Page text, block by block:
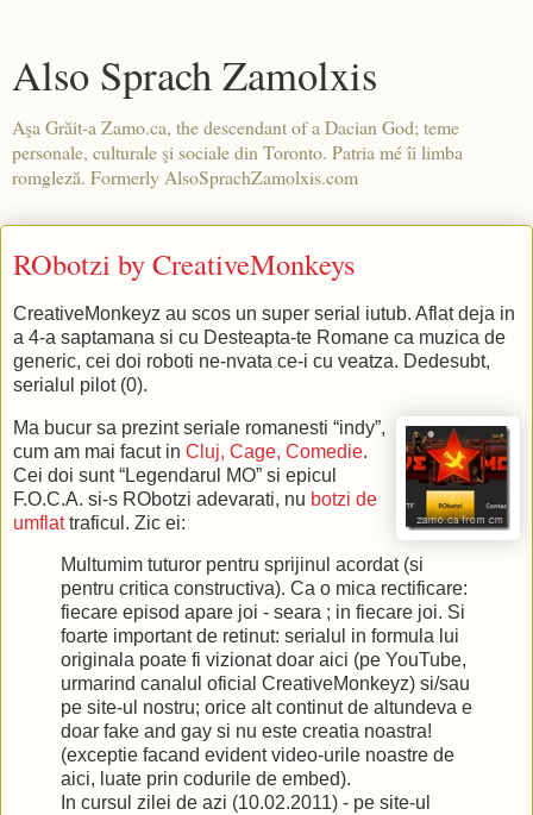
Also Sprach Zamolxis
Aşa Grăit-a Zamo.ca, the descendant of a Dacian God; teme
personale, culturale şi sociale din Toronto. Patria mé îi limba
romgleză. Formerly AlsoSprachZamolxis.com
RObotzi by CreativeMonkeys
CreativeMonkeyz au scos un super serial iutub. Aflat deja in
a 4-a saptamana si cu Desteapta-te Romane ca muzica de
generic, cei doi roboti ne-nvata ce-i cu veatza. Dedesubt,
serialul pilot (0).
Ma bucur sa prezint seriale romanesti “indy”,
cum am mai facut in Cluj, Cage, Comedie.
Cei doi sunt “Legendarul MO” si epicul
F.O.C.A. si-s RObotzi adevarati, nu botzi de
umflattraficul. Zic ei:
Multumim tuturor pentru sprijinul acordat (si
pentru critica constructiva). Ca o mica rectificare:
fiecare episod apare joi - seara ; in fiecare joi. Si
foarte important de retinut: serialul in formula lui
originala poate fi vizionat doar aici (pe YouTube,
urmarind canalul oficial CreativeMonkeyz) si/sau
pe site-ul nostru; orice alt continut de altundeva e
doar fake and gay si nu este creatia noastra!
(exceptie facand evident video-urile noastre de
aici, luate prin codurile de embed).
In cursul zilei de azi (10.02.2011) - pe site-ul